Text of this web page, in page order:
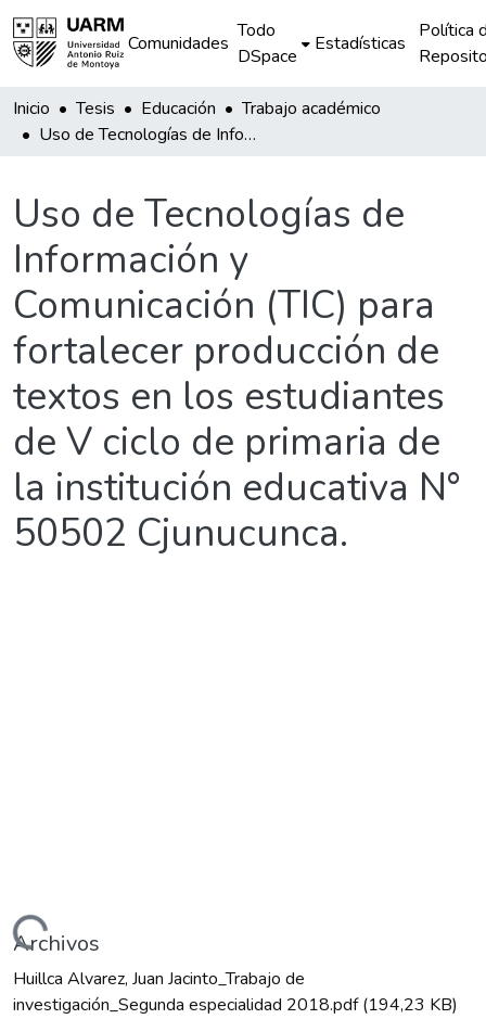
Comunidades
Todo
DSpace
Estadísticas
Política
Inicio Tesis Educación
Trabajo académico
Uso de Tecnologías de Información y Comunicación (TIC) para fortalecer producción de textos en los estudiantes de V ciclo de primaria de la institución educativa N° 50502 Cjunucunca.
Uso de Tecnologías de
Información y
Comunicación (TIC) para
fortalecer producción de
textos en los estudiantes
de V ciclo de primaria de
la institución educativa N°
50502 Cjunucunca.
Archivos
Huillca Alvarez, Juan Jacinto_Trabajo de
investigación_Segunda especialidad 2018.pdf(194,23 KB)